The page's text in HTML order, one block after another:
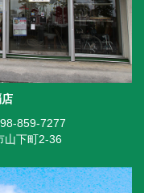
859-7277
山下町2-36